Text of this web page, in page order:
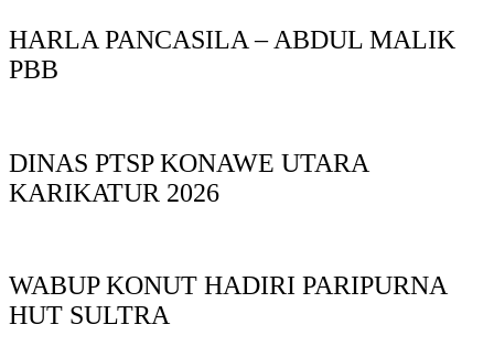
HARLA PANCASILA – ABDUL MALIK
PBB
DINAS PTSP KONAWE UTARA
KARIKATUR 2026
WABUP KONUT HADIRI PARIPURNA
HUT SULTRA